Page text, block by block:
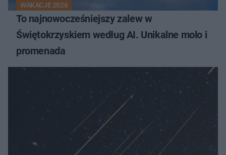
WAKACJE 2026
To najnowocześniejszy zalew w
Świętokrzyskiem według AI. Unikalne molo i
promenada